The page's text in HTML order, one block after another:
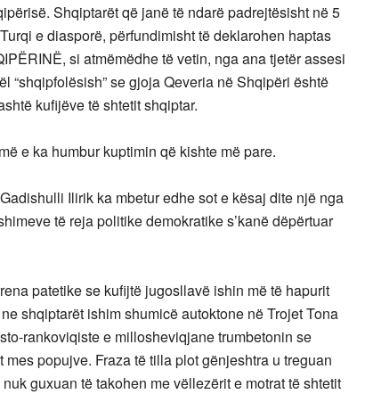
Shqiptarët që janë të ndarë padrejtësisht në 5
e diasporë, përfundimisht të deklarohen haptas
si atmëmëdhe të vetin, nga ana tjetër assesi
“shqipfolësish” se gjoja Qeveria në Shqipëri është
kufijëve të shtetit shqiptar.
e ka humbur kuptimin që kishte më pare.
Ilirik ka mbetur edhe sot e kësaj dite një nga
të reja politike demokratike s’kanë dëpërtuar
patetike se kufijtë jugosllavë ishin më të hapurit
shqiptarët ishim shumicë autoktone në Trojet Tona
rankoviqiste e millosheviqjane trumbetonin se
popujve. Fraza të tilla plot gënjeshtra u treguan
guxuan të takohen me vëllezërit e motrat të shtetit